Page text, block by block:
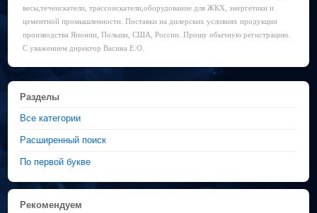
весы,течеискатели, трассоискатели,оборудование для ЖКХ, энергетики и
цементной промышленности. Поставки на дилерских условиях продукции
производства Японии, Польши, США, России. Прошу обычную регистрацию.
С уважением директор Васина Е.О.
Разделы
Все категории
Расширенный поиск
По первой букве
Рекомендуем